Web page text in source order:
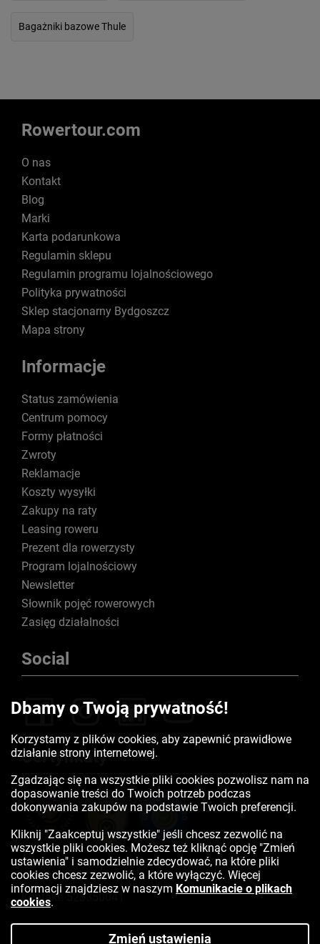
Bagażniki bazowe Thule
Rowertour.com
O nas
Kontakt
Blog
Marki
Karta podarunkowa
Regulamin sklepu
Regulamin programu lojalnościowego
Polityka prywatności
Sklep stacjonarny Bydgoszcz
Mapa strony
Informacje
Status zamówienia
Centrum pomocy
Formy płatności
Zwroty
Reklamacje
Koszty wysyłki
Zakupy na raty
Leasing roweru
Prezent dla rowerzysty
Program lojalnościowy
Newsletter
Słownik pojęć rowerowych
Zasięg działalności
Social
Certyfikaty
Kontakt:523350041
Dbamy o Twoją prywatność!
Korzystamy z plików cookies, aby zapewnić prawidłowe
działanie strony internetowej.
Zgadzając się na wszystkie pliki cookies pozwolisz nam na
dopasowanie treści do Twoich potrzeb podczas
dokonywania zakupów na podstawie Twoich preferencji.
Kliknij "Zaakceptuj wszystkie" jeśli chcesz zezwolić na
wszystkie pliki cookies. Możesz też kliknąć opcję "Zmień
ustawienia" i samodzielnie zdecydować, na które pliki
cookies chcesz zezwolić, a które wyłączyć. Więcej
informacji znajdziesz w naszym Komunikacie o plikach
cookies.
Zmień ustawienia